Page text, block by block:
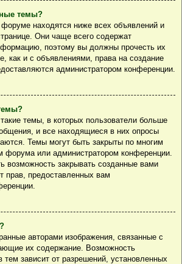
темы?
находятся ниже всех объявлений и
Они чаще всего содержат
поэтому вы должны прочесть их
как и с объявлениями, права на создание
администратором конференции.
темы, в которых пользователи больше
и все находящиеся в них опросы
Темы могут быть закрыты по многим
форума или администратором конференции.
возможность закрывать созданные вами
прав, предоставленных вам
авторами изображения, связанные с
их содержание. Возможность
тем зависит от разрешений, установленных